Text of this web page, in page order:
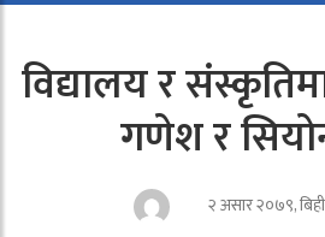
विद्यालय र
गणेश र
२ असार २०७९,